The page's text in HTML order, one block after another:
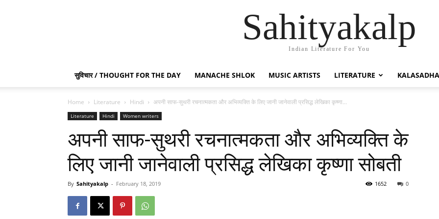
Sahityakalp
Indian Literature For You
सुविचार / THOUGHT FOR THE DAY MANACHE SHLOK MUSIC ARTISTS LITERATURE
Home Literature Hindi अपनी साफ-सुथरी रचनात्मकता और अभिव्यक्ति के लिए जानी जानेवाली प्रसिद्ध लेखिका कृष्णा...
Literature Hindi Women writers
अपनी साफ-सुथरी रचनात्मकता और अभिव्यक्ति के
लिए जानी जानेवाली प्रसिद्ध लेखिका कृष्णा सोबती
By Sahityakalp - February 18, 2019 0
1652